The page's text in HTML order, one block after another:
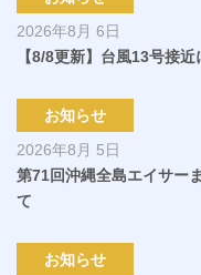
2026年8月 6日
【8/8更新】台風13号接
お知らせ
2026年8月 5日
第71回沖縄全島エイサー
て
お知らせ